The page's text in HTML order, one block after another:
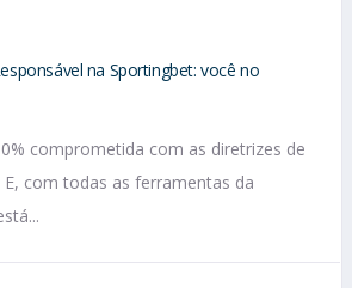
na Sportingbet: você no
comprometida com as diretrizes de
E, com todas as ferramentas da